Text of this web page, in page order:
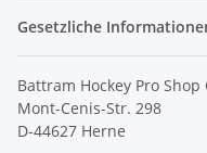
Gesetzliche
Battram Hockey Pro Shop
Mont-Cenis-Str. 298
D-44627 Herne